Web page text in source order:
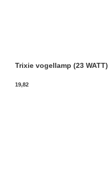
Trixie vogellamp (23 WATT)
19,82